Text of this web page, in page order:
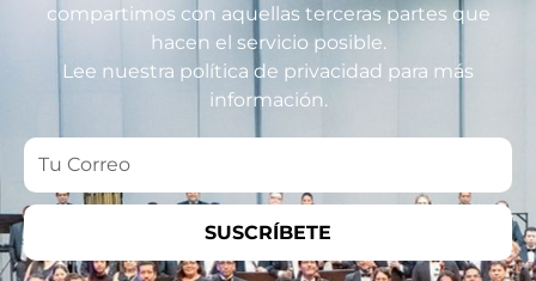
compartimos con aquellas terceras partes que
hacen el servicio posible.
Lee nuestra política de privacidad para más
información.
Tu
Correo
SUSCRÍBETE